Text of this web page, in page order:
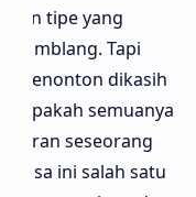
tipe yang
gamblang. Tapi
Penonton dikasih
Apakah semuanya
pikiran seseorang
ini salah satu